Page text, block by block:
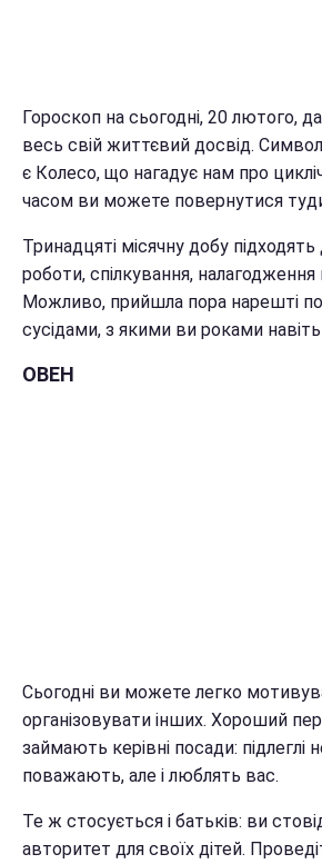
Гороскоп на сьогодні, 20 лютого,
весь свій життєвий досвід.
є Колесо, що нагадує нам про
часом ви можете повернутися
Тринадцяті місячну добу підходять
роботи, спілкування, налагодження
Можливо, прийшла пора нарешті
сусідами, з якими ви роками навіть
ОВЕН
Сьогодні ви можете легко
організовувати інших. Хороший
займають керівні посади: підлеглі
поважають, але і люблять вас.
Те ж стосується і батьків: ви
авторитет для своїх дітей.